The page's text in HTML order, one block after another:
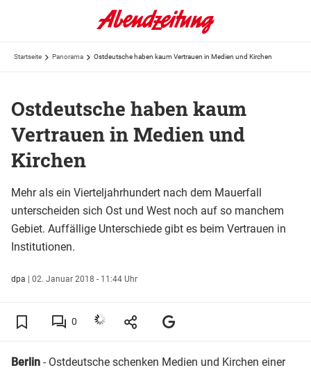
Startseite Panorama Ostdeutsche haben kaum Vertrauen in Medien und Kirchen
Ostdeutsche haben kaum
Vertrauen in Medien und
Kirchen
Mehr als ein Vierteljahrhundert nach dem Mauerfall
unterscheiden sich Ost und West noch auf so manchem
Gebiet. Auffällige Unterschiede gibt es beim Vertrauen in
Institutionen.
dpa | 02. Januar 2018 - 11:44 Uhr
0
Berlin - Ostdeutsche schenken Medien und Kirchen einer